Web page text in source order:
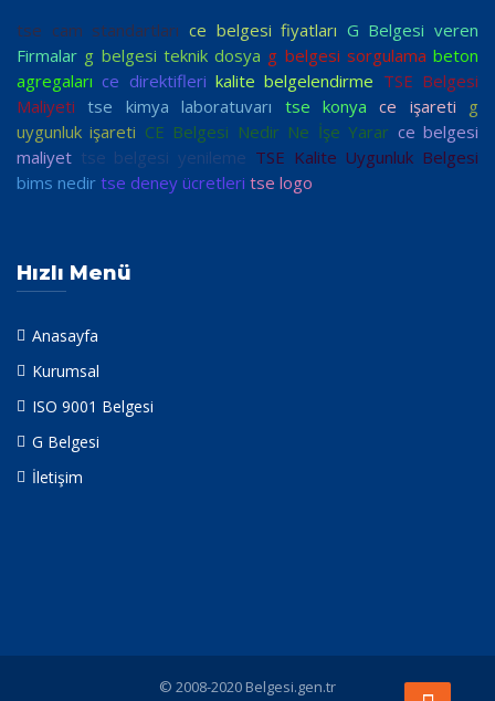
tse cam standartları ce belgesi fiyatları G Belgesi veren
Firmalar g belgesi teknik dosya g belgesi sorgulama beton
agregaları ce direktifleri kalite belgelendirme TSE Belgesi
Maliyeti
tse kimya laboratuvarı tse konya ce işareti
g
uygunluk işareti CE Belgesi Nedir Ne İşe Yarar ce belgesi
maliyet tse belgesi yenileme TSE Kalite Uygunluk Belgesi
bims nedir tse deney ücretleri tse logo
Hızlı Menü
Anasayfa
Kurumsal
ISO 9001 Belgesi
G Belgesi
İletişim
© 2008-2020 Belgesi.gen.tr